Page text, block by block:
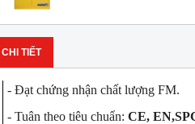
CHI TIẾT
- Đạt chứng nhận chất lượng FM.
- Tuân theo tiêu chuẩn: CE,